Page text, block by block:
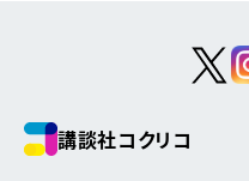
講談社コクリコ